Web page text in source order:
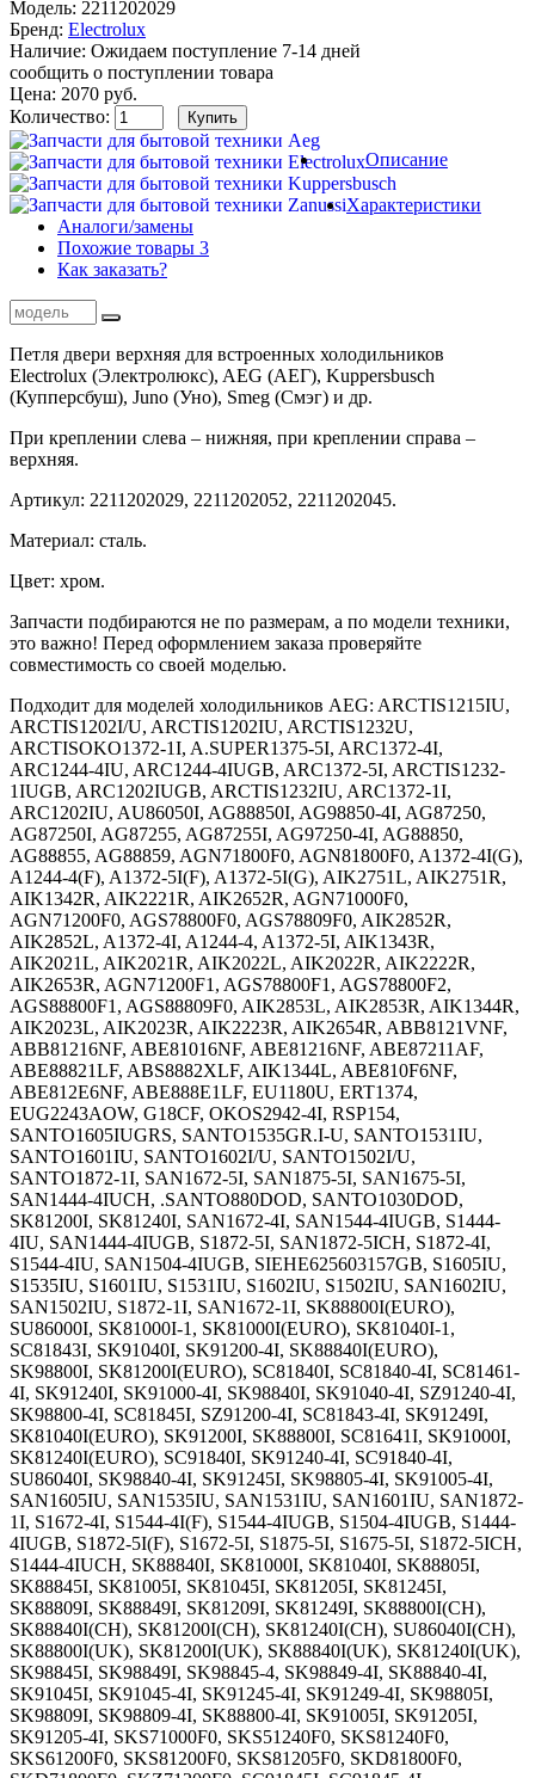
Модель: 2211202029
Бренд: Electrolux
Наличие: Ожидаем поступление 7-14 дней
сообщить о поступлении товара
Цена: 2070 руб.
Количество:
Описание
Характеристики
Аналоги/замены
Похожие товары 3
Как заказать?
Петля двери верхняя для встроенных холодильников
Electrolux (Электролюкс), AEG (АЕГ), Kuppersbusch
(Купперсбуш), Juno (Уно), Smeg (Смэг) и др.
При креплении слева – нижняя, при креплении справа –
верхняя.
Артикул: 2211202029, 2211202052, 2211202045.
Материал: сталь.
Цвет: хром.
Запчасти подбираются не по размерам, а по модели техники,
это важно! Перед оформлением заказа проверяйте
совместимость со своей моделью.
Подходит для моделей холодильников AEG: ARCTIS1215IU,
ARCTIS1202I/U, ARCTIS1202IU, ARCTIS1232U,
ARCTISOKO1372-1I, A.SUPER1375-5I, ARC1372-4I,
ARC1244-4IU, ARC1244-4IUGB, ARC1372-5I, ARCTIS1232-
1IUGB, ARC1202IUGB, ARCTIS1232IU, ARC1372-1I,
ARC1202IU, AU86050I, AG88850I, AG98850-4I, AG87250,
AG87250I, AG87255, AG87255I, AG97250-4I, AG88850,
AG88855, AG88859, AGN71800F0, AGN81800F0, A1372-4I(G),
A1244-4(F), A1372-5I(F), A1372-5I(G), AIK2751L, AIK2751R,
AIK1342R, AIK2221R, AIK2652R, AGN71000F0,
AGN71200F0, AGS78800F0, AGS78809F0, AIK2852R,
AIK2852L, A1372-4I, A1244-4, A1372-5I, AIK1343R,
AIK2021L, AIK2021R, AIK2022L, AIK2022R, AIK2222R,
AIK2653R, AGN71200F1, AGS78800F1, AGS78800F2,
AGS88800F1, AGS88809F0, AIK2853L, AIK2853R, AIK1344R,
AIK2023L, AIK2023R, AIK2223R, AIK2654R, ABB8121VNF,
ABB81216NF, ABE81016NF, ABE81216NF, ABE87211AF,
ABE88821LF, ABS8882XLF, AIK1344L, ABE810F6NF,
ABE812E6NF, ABE888E1LF, EU1180U, ERT1374,
EUG2243AOW, G18CF, OKOS2942-4I, RSP154,
SANTO1605IUGRS, SANTO1535GR.I-U, SANTO1531IU,
SANTO1601IU, SANTO1602I/U, SANTO1502I/U,
SANTO1872-1I, SAN1672-5I, SAN1875-5I, SAN1675-5I,
SAN1444-4IUCH, .SANTO880DOD, SANTO1030DOD,
SK81200I, SK81240I, SAN1672-4I, SAN1544-4IUGB, S1444-
4IU, SAN1444-4IUGB, S1872-5I, SAN1872-5ICH, S1872-4I,
S1544-4IU, SAN1504-4IUGB, SIEHE625603157GB, S1605IU,
S1535IU, S1601IU, S1531IU, S1602IU, S1502IU, SAN1602IU,
SAN1502IU, S1872-1I, SAN1672-1I, SK88800I(EURO),
SU86000I, SK81000I-1, SK81000I(EURO), SK81040I-1,
SC81843I, SK91040I, SK91200-4I, SK88840I(EURO),
SK98800I, SK81200I(EURO), SC81840I, SC81840-4I, SC81461-
4I, SK91240I, SK91000-4I, SK98840I, SK91040-4I, SZ91240-4I,
SK98800-4I, SC81845I, SZ91200-4I, SC81843-4I, SK91249I,
SK81040I(EURO), SK91200I, SK88800I, SC81641I, SK91000I,
SK81240I(EURO), SC91840I, SK91240-4I, SC91840-4I,
SU86040I, SK98840-4I, SK91245I, SK98805-4I, SK91005-4I,
SAN1605IU, SAN1535IU, SAN1531IU, SAN1601IU, SAN1872-
1I, S1672-4I, S1544-4I(F), S1544-4IUGB, S1504-4IUGB, S1444-
4IUGB, S1872-5I(F), S1672-5I, S1875-5I, S1675-5I, S1872-5ICH,
S1444-4IUCH, SK88840I, SK81000I, SK81040I, SK88805I,
SK88845I, SK81005I, SK81045I, SK81205I, SK81245I,
SK88809I, SK88849I, SK81209I, SK81249I, SK88800I(CH),
SK88840I(CH), SK81200I(CH), SK81240I(CH), SU86040I(CH),
SK88800I(UK), SK81200I(UK), SK88840I(UK), SK81240I(UK),
SK98845I, SK98849I, SK98845-4, SK98849-4I, SK88840-4I,
SK91045I, SK91045-4I, SK91245-4I, SK91249-4I, SK98805I,
SK98809I, SK98809-4I, SK88800-4I, SK91005I, SK91205I,
SK91205-4I, SKS71000F0, SKS51240F0, SKS81240F0,
SKS61200F0, SKS81200F0, SKS81205F0, SKD81800F0,